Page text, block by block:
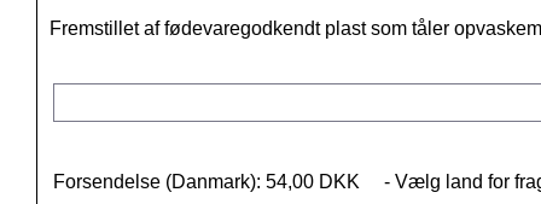
Fremstillet af fødevaregodkendt plast som tåler
Forsendelse (Danmark): 54,00 DKK
- Vælg land for